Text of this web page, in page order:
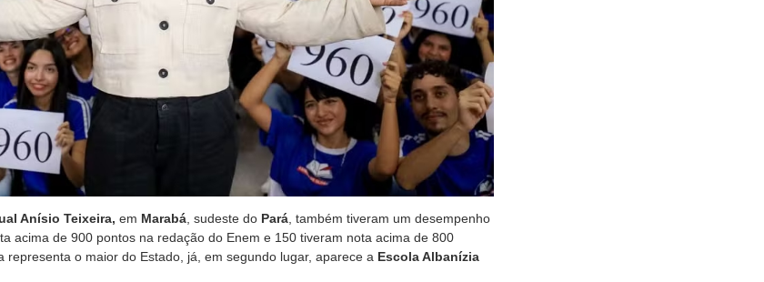
Anísio Teixeira, em Marabá , sudeste do Pará , também tiveram um desempenho
acima de 900 pontos na redação do Enem e 150 tiveram nota acima de 800
representa o maior do Estado, já, em segundo lugar, aparece a Escola Albanízia